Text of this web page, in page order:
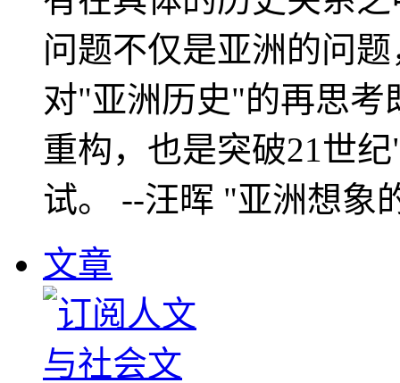
问题不仅是亚洲的问
对"亚洲历史"的再思考
重构，也是突破21世
试。 --汪晖 "亚洲想象
文章